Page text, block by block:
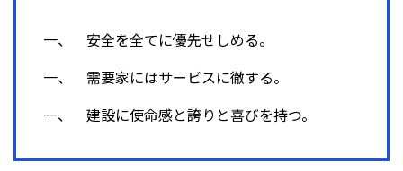
一、 安全を全てに優先せしめる。
一、 需要家にはサービスに徹する。
一、 建設に使命感と誇りと喜びを持つ。